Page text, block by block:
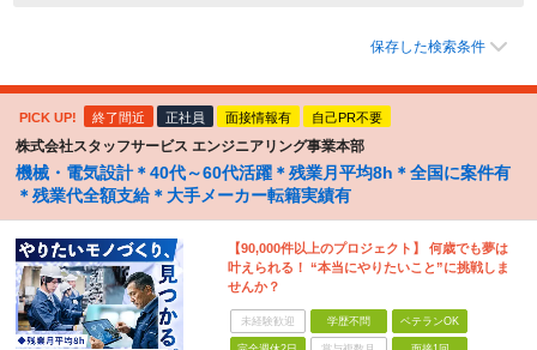
保存した検索条件
PICK UP! 終了間近 正社員 面接情報有 自己PR不要
株式会社スタッフサービス エンジニアリング事業本部
機械・電気設計＊40代～60代活躍＊残業月平均8h＊全国に案件有
＊残業代全額支給＊大手メーカー転籍実績有
【90,000件以上のプロジェクト】 何歳でも夢は
叶えられる！ “本当にやりたいこと”に挑戦しま
せんか？
未経験歓迎 学歴不問 ベテランOK